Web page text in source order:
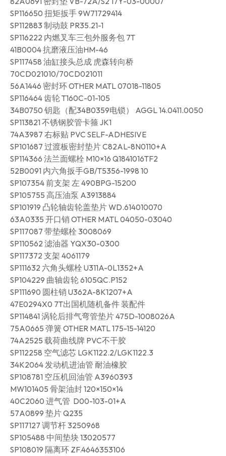
SP116650 扭矩扳手 9W71729414
SP112883 制动鼓 PR35.21-1
SP116222 内燃叉车三包外服务包 7T
41B0004 抗磨液压油HM-46
SP117458 油缸接头总成 虎森转向桥
70CD021010/70CD021011
56A1446 密封环 OTHER MATL 07018-11805
SP116464 齿轮 T160C-01-105
34B0750 钥匙（配34B0359电锁） AGGL 14.0411.0050
SP113821 不锈钢胶管卡箍 JK1
74A3987 右标贴 PVC SELF-ADHESIVE
SP101687 过渡板密封垫片 C82AL-8N0110+A
SP114366 法兰面螺栓 M10×16 Q1841016TF2
52B0091 内六角扳手GB/T5356-1998 10
SP107354 前支架 左 490BPG-15200
SP105755 高压油泵 A3913884
SP101919 凸轮轴齿轮盖垫片 WD.614010070
63A0335 开口销 OTHER MATL 04050-03040
SP117087 带垫螺栓 3008069
SP110562 滤油器 YQX30-0300
SP117372 支架 4061179
SP111632 六角头螺栓 U311A-0L1352+A
SP104229 曲轴齿轮 6105QC.P152
SP111690 圆柱销 U362A-8K1207+A
47E0294X0 7T出国机随机备件 装配件
SP114841 涡轮后排气弯管垫片 475D-1008026A
75A0665 弹簧 OTHER MATL 175-15-14120
74A2525 载荷曲线牌 PVC不干胶
SP112258 空气滤芯 LGK1122.2/LGK1122.3
34K2064 发动机进油管 耐油橡胶
SP108781 空压机回油管 A3960393
MW101405 骨架油封 120×150×14
40C2060 进气管 D00-103-01+A
57A0899 垫片 Q235
SP117127 调节杆 3250968
SP105488 中间垫块 13020577
SP108019 隔离环 ZF.4646353106